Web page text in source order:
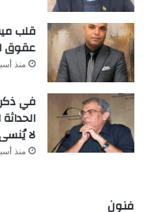
قلب
عقوق
منذ
في
لا
منذ
فنون